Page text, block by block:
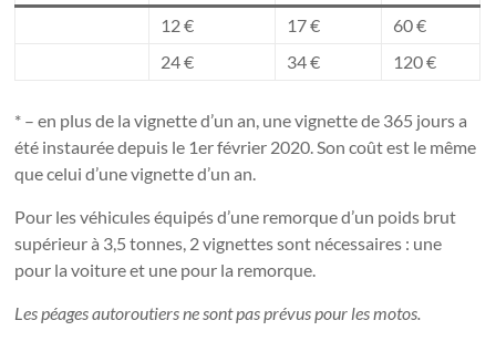
12 €
17 €
60 €
24 €
34 € 120 €
* – en plus de la vignette d’un an, une vignette de 365 jours a
été instaurée depuis le 1er février 2020. Son coût est le même
que celui d’une vignette d’un an.
Pour les véhicules équipés d’une remorque d’un poids brut
supérieur à 3,5 tonnes, 2 vignettes sont nécessaires : une
pour la voiture et une pour la remorque.
Les péages autoroutiers ne sont pas prévus pour les motos.